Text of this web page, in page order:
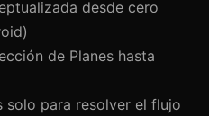
desde cero
de Planes hasta
solo para resolver el flujo